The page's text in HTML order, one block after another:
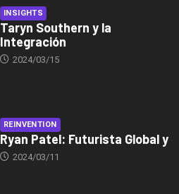
INSIGHTS
Taryn Southern y la
Integración
2024/03/15
REINVENTION
Ryan Patel: Futurista Global y
2024/03/11